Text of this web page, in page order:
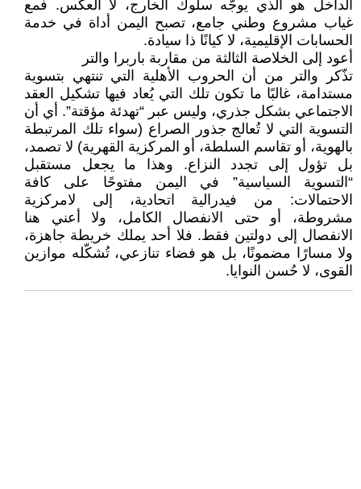
الداخل هو الذي يوجّه سلوك الخارج، لا العكس. فمع
غياب مشروع وطني جامع، تصبح اليمن أداة في خدمة
الحسابات الإقليمية، لا كيانًا ذا سيادة.
أعود إلى الخلاصة الثالثة من مقاربة باربرا والتر
تذّكر والتر من أن الحروب الأهلية التي تنتهي بتسوية
مستدامة، غالبًا ما تكون تلك التي يُعاد فيها تشكيل العقد
الاجتماعي بشكل جذري، وليس عبر “تهدئة مؤقتة”. أي أن
التسوية التي لا تُعالج جذور الصراع (سواء تلك المرتبطة
بالهوية، أو تقاسم السلطة، أو المركزية القهرية) لا تصمد،
بل تؤول إلى تجدد النزاع. وهذا ما يجعل مستقبل
“التسوية السياسية” في اليمن مفتوحًا على كافة
الاحتمالات: من فيدرالية اتحادية، إلى لامركزية
مشروطة، أو حتى الانفصال الكامل، ولا أعني هنا
الانفصال إلى دولتين فقط. فلا أحد يملك خريطة جاهزة،
ولا مسارًا مضمونًا، بل هو فضاء تنازعي، تُشكّله موازين
القوى، لا حُسن النوايا.